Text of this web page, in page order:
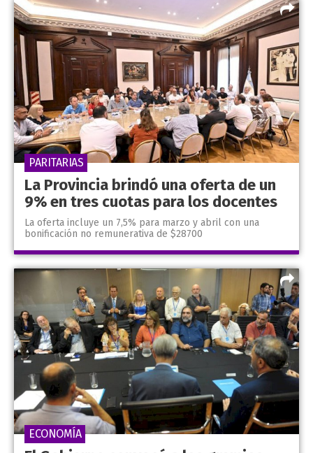
La Provincia brindó una oferta de un
9% en tres cuotas para los docentes
La oferta incluye un 7,5% para marzo y abril con una
bonificación no remunerativa de $28700
PARITARIAS
ECONOMÍA